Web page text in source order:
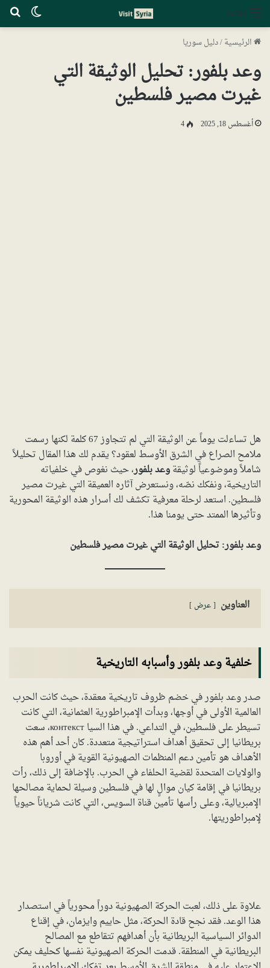
القائمة
الرئيسية/دليل سوريا
وعد بلفور: تحليل الوثيقة التي
غيرت مصير فلسطين
أغسطس 18, 2025 4
هل تساءلت يوماً عن الوثيقة التي لم تتجاوز 67 كلمة لكنها رسمت
ملامح الصراع في الشرق الأوسط لعقود؟ يقدم لك هذا المقال تحليلاً
شاملاً وموضوعياً لوثيقةوعد بلفور، حيث نغوص في خلفياته
التاريخية، ونفكك نصّه، ونستعرض آثاره العميقة التي غيرت مصير
فلسطين. استعد لرحلة معرفية تكشف لك أسرار هذه الوثيقة المحورية
وتأثيرها الممتد حتى يومنا هذا.
وعد بلفور: تحليل الوثيقة التي غيرت مصير فلسطين
العناوين عرض
خلفية وعد بلفور وأسبابه التاريخية
صدر وعد بلفور في خضم ظروف تاريخية معقدة، حيث كانت الحرب
العالمية الأولى في أوجها، وبدأت الإمبراطورية العثمانية، التي كانت
تسيطر على فلسطين، في التداعي. في هذا السيا контекст، سعت
بريطانيا إلى تحقيق أهداف استراتيجية متعددة. كان أحد أهم هذه
الأهداف هو تأمين دعم المنظمات الصهيونية القوية في أوروبا
والولايات المتحدة لقضية الحلفاء في الحرب. بالإضافة إلى ذلك، رأت
بريطانيا في إقامة كيان موالٍ لها في فلسطين وسيلة لحماية مصالحها
الإمبريالية، وعلى رأسها تأمين قناة السويس، التي كانت شرياناً حيوياً
لإمبراطوريتها.
علاوة على ذلك، لعبت الحركة الصهيونية دوراً محورياً في استصدار
هذا الوعد. فقد نجح قادة الحركة، مثل حاييم وايزمان، في إقناع
الدوائر السياسية البريطانية بأن أهدافهم تتقاطع مع المصالح
البريطانية في المنطقة. قدمت الحركة الصهيونية نفسها كحليف يمكن